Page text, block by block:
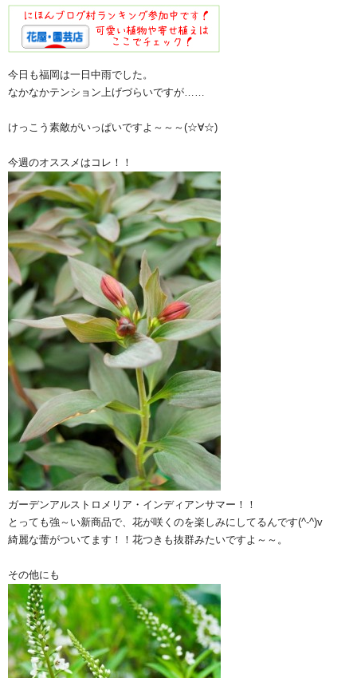
今日も福岡は一日中雨でした。
なかなかテンション上げづらいですが……
けっこう素敵がいっぱいですよ～～～(☆∀☆)
今週のオススメはコレ！！
ガーデンアルストロメリア・インディアンサマー！！
とっても強～い新商品で、花が咲くのを楽しみにしてるんです(^-^)v
綺麗な蕾がついてます！！花つきも抜群みたいですよ～～。
その他にも